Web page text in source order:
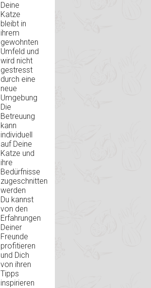
Deine
Katze
bleibt in
ihrem
gewohnten
Umfeld und
wird nicht
gestresst
durch eine
neue
Umgebung
Die
Betreuung
kann
individuell
auf Deine
Katze und
ihre
Bedürfnisse
zugeschnitten
werden
Du kannst
von den
Erfahrungen
Deiner
Freunde
profitieren
und Dich
von ihren
Tipps
inspirieren